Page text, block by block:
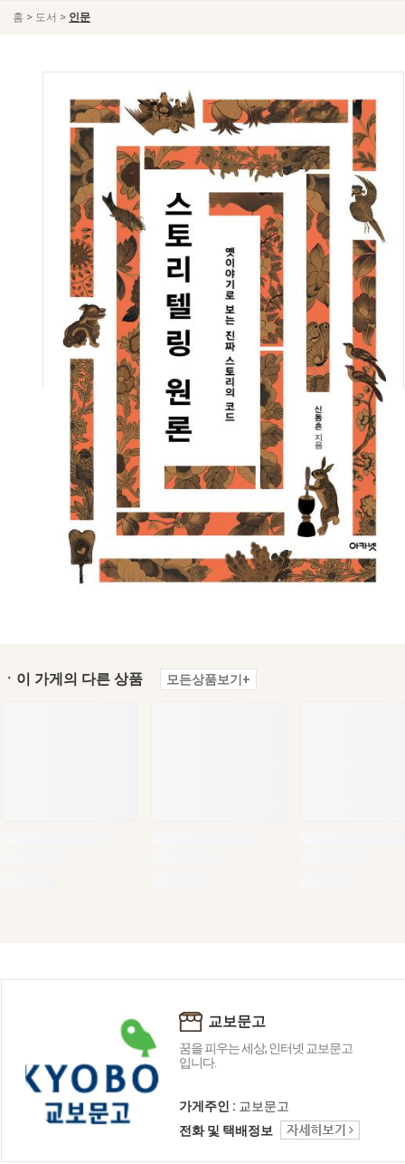
홈 > 도서 > 인문
ㆍ이 가게의 다른 상품 모든상품보기+
교보문고
꿈을 피우는 세상, 인터넷 교보문고
입니다.
가게주인 : 교보문고
전화 및 택배정보